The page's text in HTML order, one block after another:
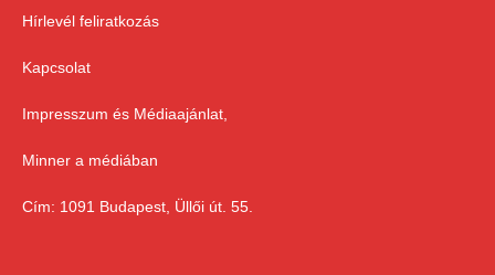
Hírlevél feliratkozás
Kapcsolat
Impresszum és Médiaajánlat,
Minner a médiában
Cím: 1091 Budapest, Üllői út. 55.